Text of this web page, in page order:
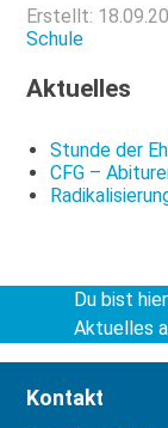
Erstellt:
Schule
Aktuelles
Stunde der
CFG –
Du bist hier
Aktuelles
Kontakt